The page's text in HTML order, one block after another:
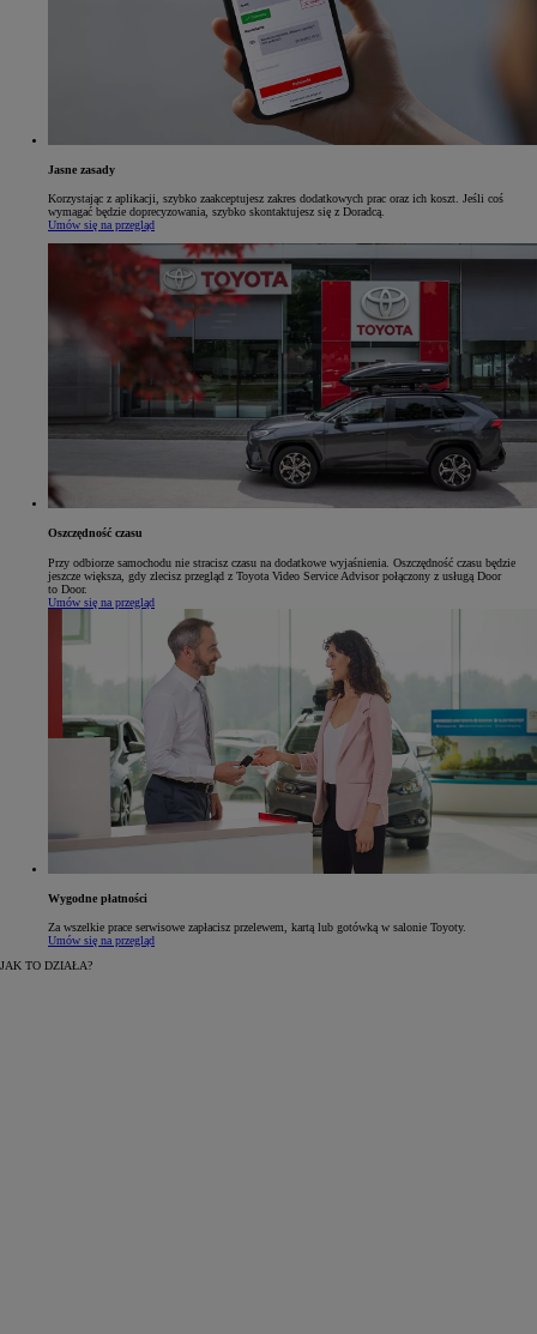
Jasne zasady
Korzystając z aplikacji, szybko zaakceptujesz zakres dodatkowych prac oraz ich koszt. Jeśli coś
wymagać będzie doprecyzowania, szybko skontaktujesz się z Doradcą.
Umów się na przegląd
Oszczędność czasu
Przy odbiorze samochodu nie stracisz czasu na dodatkowe wyjaśnienia. Oszczędność czasu będzie
jeszcze większa, gdy zlecisz przegląd z Toyota Video Service Advisor połączony z usługą Door
to Door.
Umów się na przegląd
Wygodne płatności
Za wszelkie prace serwisowe zapłacisz przelewem, kartą lub gotówką w salonie Toyoty.
Umów się na przegląd
JAK TO DZIAŁA?